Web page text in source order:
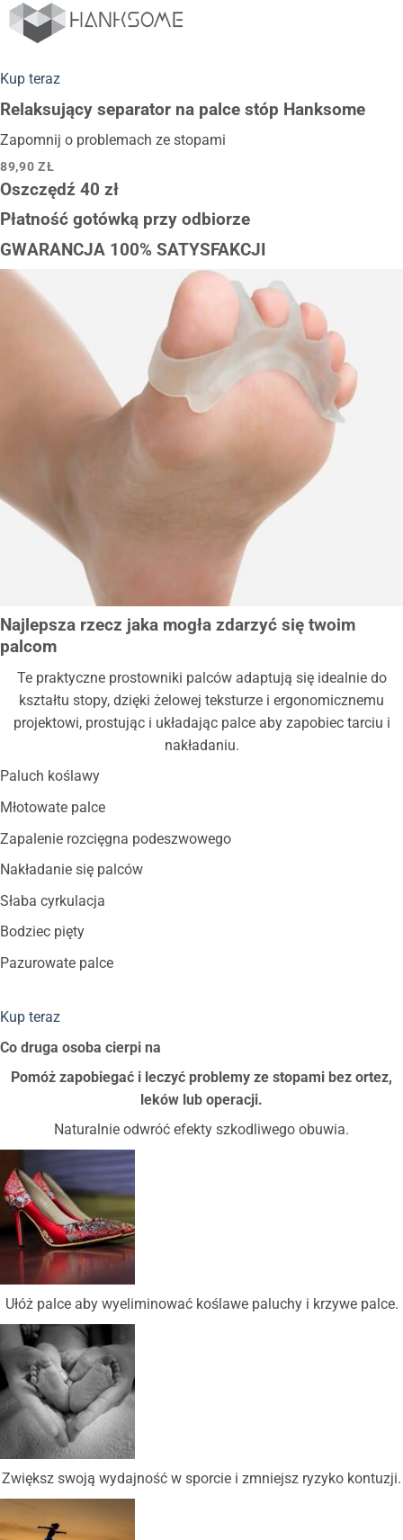
Przewiń
do
Kup teraz
Relaksujący separator na palce stóp Hanksome
Zapomnij o problemach ze stopami
89,90 ZŁ‎
Oszczędź 40 zł‎
Płatność gotówką przy odbiorze
GWARANCJA 100% SATYSFAKCJI
Najlepsza rzecz jaka mogła zdarzyć się twoim
palcom
Te praktyczne prostowniki palców adaptują się idealnie do
kształtu stopy, dzięki żelowej teksturze i ergonomicznemu
projektowi, prostując i układając palce aby zapobiec tarciu i
nakładaniu.
Paluch koślawy
Młotowate palce
Zapalenie rozcięgna podeszwowego
Nakładanie się palców
Słaba cyrkulacja
Bodziec pięty
Pazurowate palce
Kup teraz
Co druga osoba cierpi na
Pomóż zapobiegać i leczyć problemy ze stopami bez ortez,
leków lub operacji.
Naturalnie odwróć efekty szkodliwego obuwia.
Ułóż palce aby wyeliminować koślawe paluchy i krzywe palce.
Zwiększ swoją wydajność w sporcie i zmniejsz ryzyko kontuzji.